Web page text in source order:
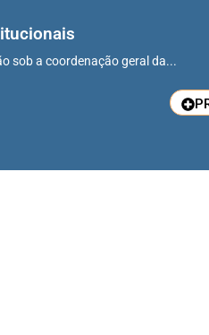
sob a coordenação geral da...